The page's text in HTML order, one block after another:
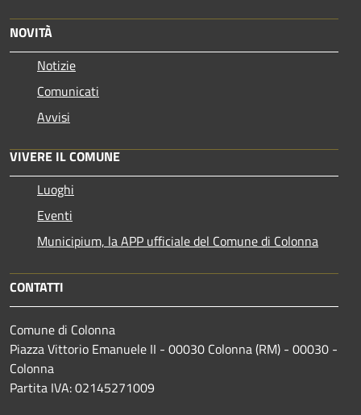
NOVITÀ
Notizie
Comunicati
Avvisi
VIVERE IL COMUNE
Luoghi
Eventi
Municipium, la APP ufficiale del Comune di Colonna
CONTATTI
Comune di Colonna
Piazza Vittorio Emanuele II - 00030 Colonna (RM) - 00030 -
Colonna
Partita IVA: 02145271009